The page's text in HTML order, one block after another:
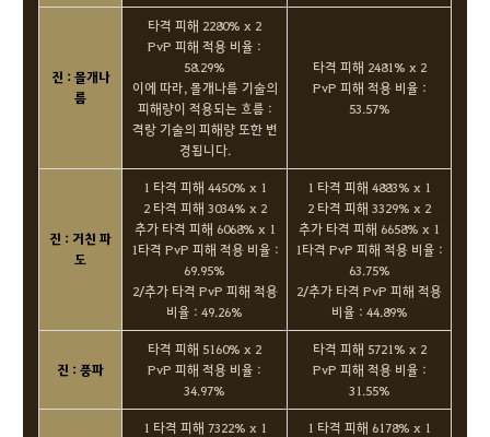
진 : 몰개나
름
타격 피해 2280% x 2
PvP 피해 적용 비율 :
58.29%
이에 따라, 몰개나름 기술의
피해량이 적용되는 흐름 :
격랑 기술의 피해량 또한 변
경됩니다.
타격 피해 2481% x 2
PvP 피해 적용 비율 :
53.57%
진 : 거친 파
도
1 타격 피해 4450% x 1
2 타격 피해 3034% x 2
추가 타격 피해 6068% x 1
1타격 PvP 피해 적용 비율 :
69.95%
2/추가 타격 PvP 피해 적용
비율 : 49.26%
1 타격 피해 4883% x 1
2 타격 피해 3329% x 2
추가 타격 피해 6658% x 1
1타격 PvP 피해 적용 비율 :
63.75%
2/추가 타격 PvP 피해 적용
비율 : 44.89%
진 : 풍파
타격 피해 5160% x 2
PvP 피해 적용 비율 :
34.97%
타격 피해 5721% x 2
PvP 피해 적용 비율 :
31.55%
1 타격 피해 7322% x 1
1 타격 피해 6178% x 1